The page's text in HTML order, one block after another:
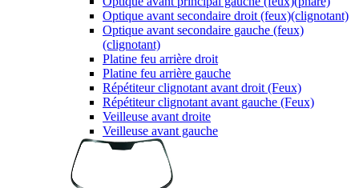
Optique avant secondaire droit (feux)(clignotant)
Optique avant secondaire gauche (feux)
(clignotant)
Platine feu arrière droit
Platine feu arrière gauche
Répétiteur clignotant avant droit (Feux)
Répétiteur clignotant avant gauche (Feux)
Veilleuse avant droite
Veilleuse avant gauche